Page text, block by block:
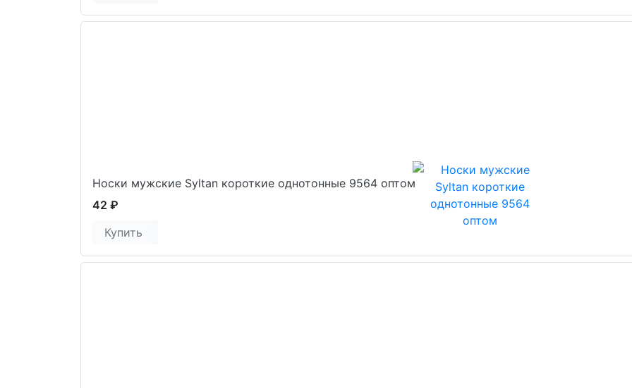
Носки мужские Syltan короткие однотонные 9564 оптом
42 ₽
Купить